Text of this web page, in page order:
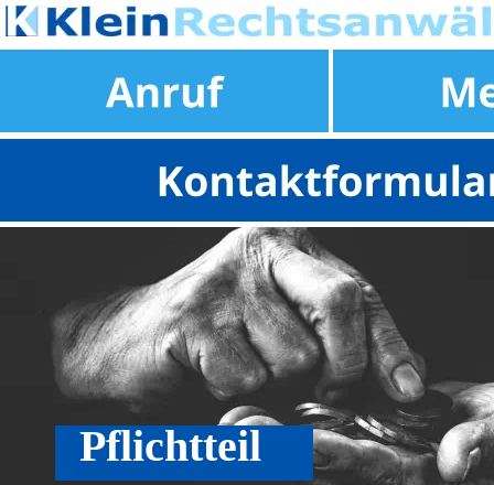
Pflichtteil
Datenschutzeinstellungen anpassen